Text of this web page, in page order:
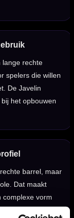
lange rechte
spelers die willen
De Javelin
het opbouwen
barrel, maar
Dat maakt
complexe vorm